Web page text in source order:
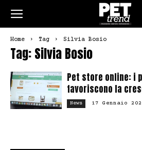
Home Tag Silvia Bosio
Tag: Silvia Bosio
Pet store online: i
favoriscono la
News 17 Gennaio